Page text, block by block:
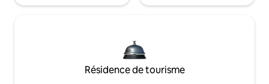
Résidence de tourisme